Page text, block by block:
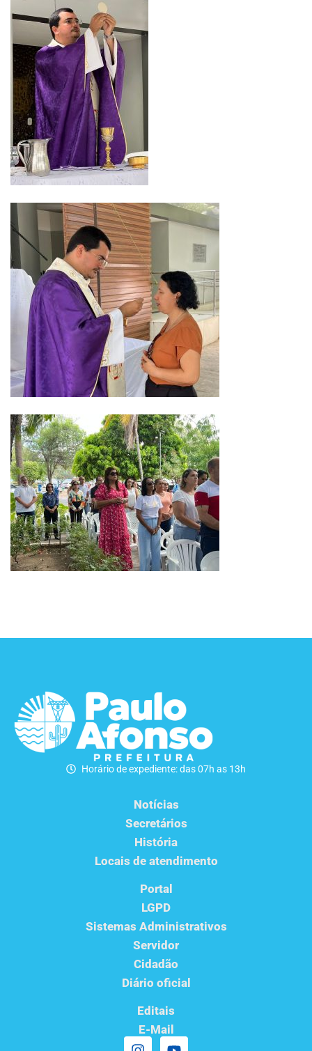
Horário de expediente: das 07h as 13h
Notícias
Secretários
História
Locais de atendimento
Portal
LGPD
Sistemas Administrativos
Servidor
Cidadão
Diário oficial
Editais
E-Mail